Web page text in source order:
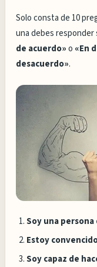
Solo consta de 10
una debes responder
de acuerdo»o «En
desacuerdo».
Soy una
Estoy
Soy capaz de